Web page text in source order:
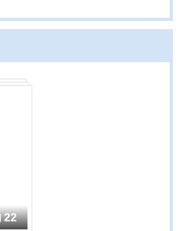
22